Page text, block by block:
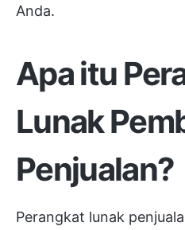
Anda.
Apa itu
Lunak
Penjualan?
Perangkat lunak